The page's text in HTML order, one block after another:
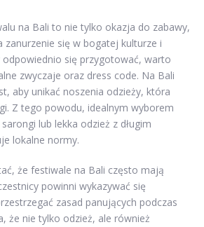
na Bali to nie tylko okazja do zabawy,
zanurzenie się w bogatej kulturze i
odpowiednio się przygotować, warto
zwyczaje oraz dress code. Na Bali
aby unikać noszenia odzieży, która
Z tego powodu, idealnym wyborem
lub lekka odzież z długim
lokalne normy.
że festiwale na Bali często mają
powinni wykazywać się
zasad panujących podczas
że nie tylko odzież, ale również